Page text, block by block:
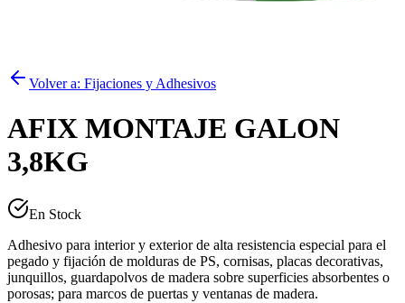
Volver a: Fijaciones y Adhesivos
AFIX MONTAJE GALON
3,8KG
En Stock
Adhesivo para interior y exterior de alta resistencia especial para el
pegado y fijación de molduras de PS, cornisas, placas decorativas,
junquillos, guardapolvos de madera sobre superficies absorbentes o
porosas; para marcos de puertas y ventanas de madera.